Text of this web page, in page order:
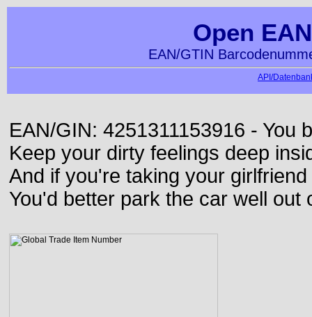
Open
EAN/GTIN
API/
EAN/GIN: 4251311153916 - You
Keep your dirty feelings deep
And if you're taking your
You'd better park the car well out